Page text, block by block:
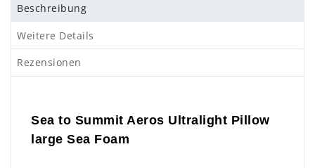
Beschreibung
Weitere Details
Rezensionen
Sea to Summit Aeros Ultralight Pillow
large Sea Foam